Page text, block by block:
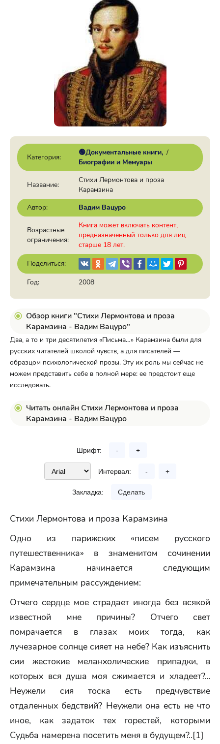
Категория:
🟢Документальные книги /
Биографии и Мемуары
Название:
Стихи Лермонтова и проза
Карамзина
Автор:
Вадим Вацуро
Возрастные
ограничения:
Книга может включать контент,
предназначенный только для лиц
старше 18 лет.
Поделиться:
Год:
2008
Обзор книги "Стихи Лермонтова и проза
Карамзина - Вадим Вацуро"
Два, а то и три десятилетия «Письма…» Карамзина были для
русских читателей школой чувств, а для писателей —
образцом психологической прозы. Эту их роль мы сейчас не
можем представить себе в полной мере: ее предстоит еще
исследовать.
Читать онлайн Стихи Лермонтова и проза
Карамзина - Вадим Вацуро
Шрифт: - +
Интервал: - +
Закладка: Сделать
Стихи Лермонтова и проза Карамзина
Одно из парижских «писем русского
путешественника» в знаменитом сочинении
Карамзина начинается следующим
примечательным рассуждением:
Отчего сердце мое страдает иногда без всякой
известной мне причины? Отчего свет
помрачается в глазах моих тогда, как
лучезарное солнце сияет на небе? Как изъяснить
сии жестокие меланхолические припадки, в
которых вся душа моя сжимается и хладеет?…
Неужели сия тоска есть предчувствие
отдаленных бедствий? Неужели она есть не что
иное, как задаток тех горестей, которыми
Судьба намерена посетить меня в будущем?..[1]